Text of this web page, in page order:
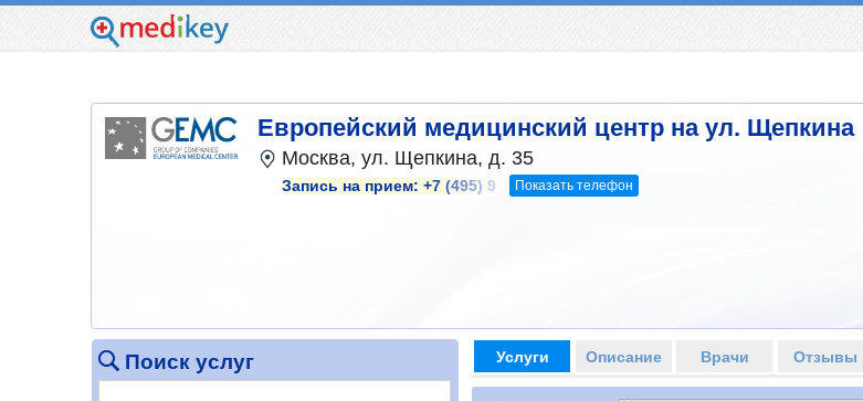
Европейский медицинский центр на ул. Щепкина
Москва, ул. Щепкина, д. 35
Запись на прием: +7 (495) 9 Показать телефон
Поиск услуг Услуги Описание Врачи Отзывы